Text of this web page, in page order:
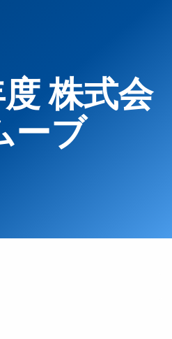
株式会
ーブ